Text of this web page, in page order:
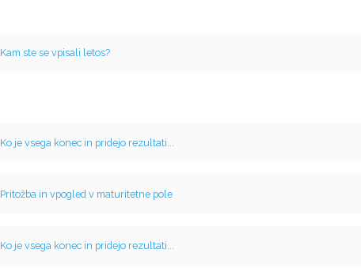
Kam ste se vpisali letos?
Ko je vsega konec in pridejo rezultati...
Pritožba in vpogled v maturitetne pole
Ko je vsega konec in pridejo rezultati...